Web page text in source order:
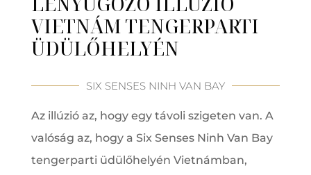
VIETNÁM TENGERPARTI
ÜDÜLŐHELYÉN
SIX SENSES NINH VAN BAY
Az illúzió az, hogy egy távoli szigeten van. A
valóság az, hogy a Six Senses Ninh Van Bay
tengerparti üdülőhelyén Vietnámban,